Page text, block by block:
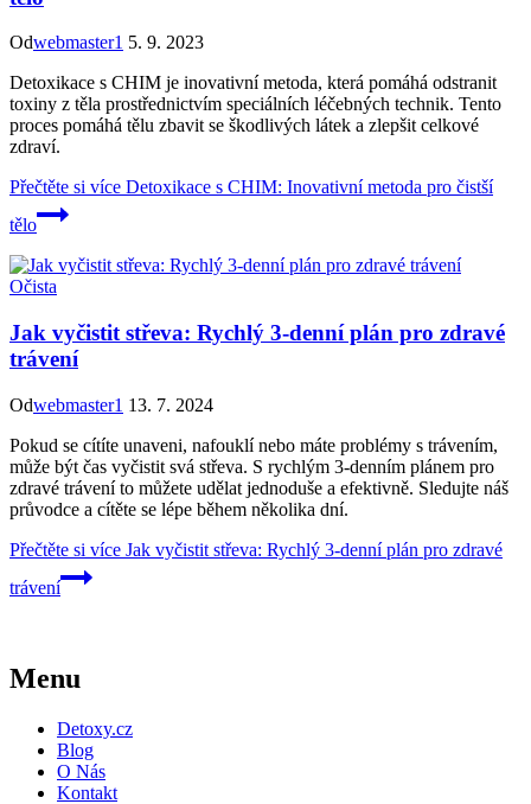
Odwebmaster1 5. 9. 2023
Detoxikace s CHIM je inovativní metoda, která pomáhá odstranit
toxiny z těla prostřednictvím speciálních léčebných technik. Tento
proces pomáhá tělu zbavit se škodlivých látek a zlepšit celkové
zdraví.
Přečtěte si více Detoxikace s CHIM: Inovativní metoda pro čistší
tělo
Očista
Jak vyčistit střeva: Rychlý 3-denní plán pro zdravé
trávení
Odwebmaster1 13. 7. 2024
Pokud se cítíte unaveni, nafouklí nebo máte problémy s trávením,
může být čas vyčistit svá střeva. S rychlým 3-denním plánem pro
zdravé trávení to můžete udělat jednoduše a efektivně. Sledujte náš
průvodce a cítěte se lépe během několika dní.
Přečtěte si více Jak vyčistit střeva: Rychlý 3-denní plán pro zdravé
trávení
Menu
Detoxy.cz
Blog
O Nás
Kontakt